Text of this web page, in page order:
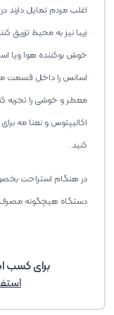
اغلب مردم تمایل دارند
زیبا نیز به محیط تزریق
خوش بوکننده هوا ویا
اسانس را داخل قسمت
معطر و خوشی را تجربه
اکالیپتوس و نعنا مه
کنید.
در هنگام استراحت
دستگاه هیچگونه مصرف
برای کسب